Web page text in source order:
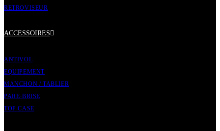
RETROVISEUR
ACCESSOIRES
ANTIVOL
EQUIPEMENT
MANCHON / TABLIER
PARE-BRISE
TOP CASE